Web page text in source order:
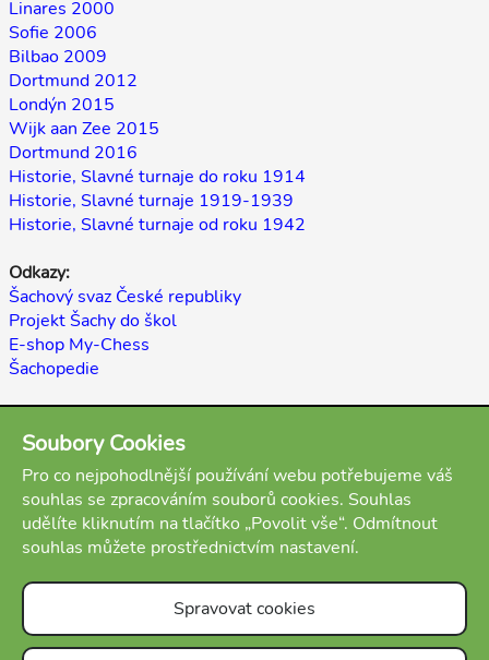
Linares 2000
Sofie 2006
Bilbao 2009
Dortmund 2012
Londýn 2015
Wijk aan Zee 2015
Dortmund 2016
Historie, Slavné turnaje do roku 1914
Historie, Slavné turnaje 1919-1939
Historie, Slavné turnaje od roku 1942
Odkazy:
Šachový svaz České republiky
Projekt Šachy do škol
E-shop My-Chess
Šachopedie
(autor: Martin Beil, Antonín Čížek, stav: hotovo)
Přílohy:
Palma de Mallorca 1968 partie
Soubory Cookies
Pro co nejpohodlnější používání webu potřebujeme váš
souhlas se zpracováním souborů cookies. Souhlas
udělíte kliknutím na tlačítko „Povolit vše“. Odmítnout
souhlas můžete prostřednictvím nastavení.
Spravovat cookies